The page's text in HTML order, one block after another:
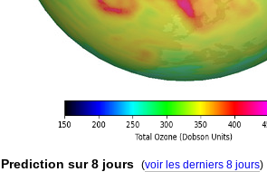
Prediction sur 8 jours (voir les derniers 8 jours)